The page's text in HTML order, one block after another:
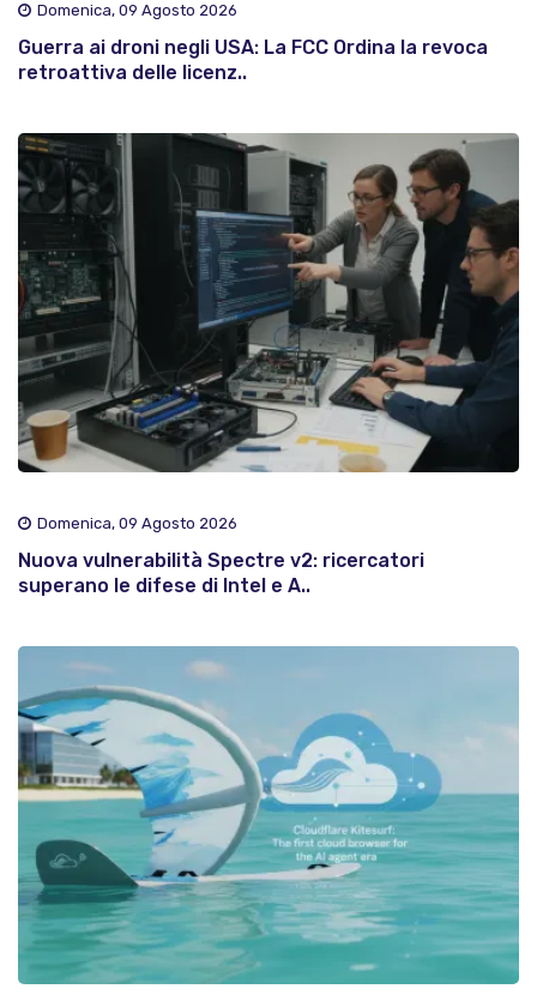
Domenica, 09 Agosto 2026
Guerra ai droni negli USA: La FCC Ordina la revoca
retroattiva delle licenz..
Domenica, 09 Agosto 2026
Nuova vulnerabilità Spectre v2: ricercatori
superano le difese di Intel e A..